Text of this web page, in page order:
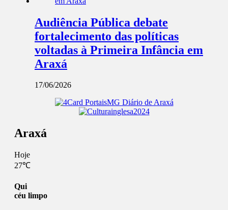
Audiência Pública debate
fortalecimento das políticas
voltadas à Primeira Infância em
Araxá
17/06/2026
Araxá
Hoje
27℃
Qui
céu limpo